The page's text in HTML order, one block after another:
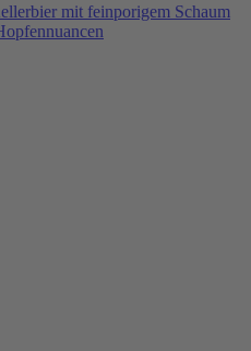
mit feinporigem Schaum